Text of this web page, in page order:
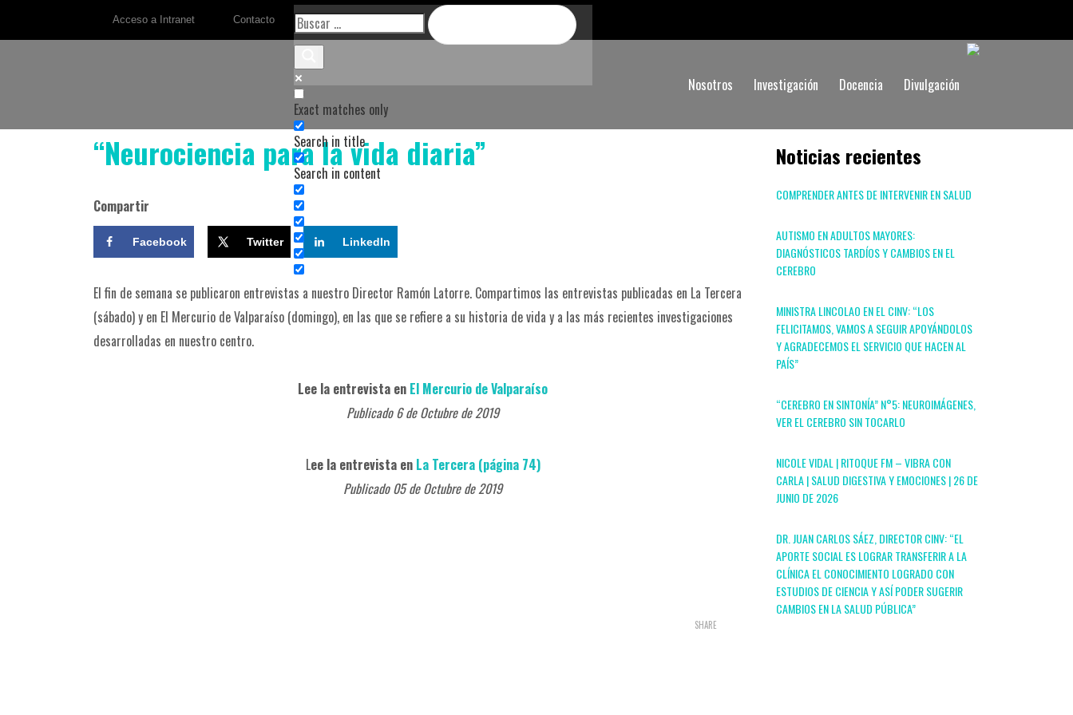
Acceso a Intranet Contacto
Exact matches only
Search in title
Search in content
Nosotros Investigación Docencia Divulgación
“Neurociencia para la vida diaria”
Compartir
Facebook Twitter LinkedIn
El fin de semana se publicaron entrevistas a nuestro Director Ramón Latorre. Compartimos las entrevistas publicadas en La Tercera
(sábado) y en El Mercurio de Valparaíso (domingo), en las que se refiere a su historia de vida y a las más recientes investigaciones
desarrolladas en nuestro centro.
Lee la entrevista en El Mercurio de Valparaíso
Publicado 6 de Octubre de 2019
Lee la entrevista en La Tercera (página 74)
Publicado 05 de Octubre de 2019
SHARE
Noticias recientes
COMPRENDER ANTES DE INTERVENIR EN SALUD
AUTISMO EN ADULTOS MAYORES:
DIAGNÓSTICOS TARDÍOS Y CAMBIOS EN EL
CEREBRO
MINISTRA LINCOLAO EN EL CINV: “LOS
FELICITAMOS, VAMOS A SEGUIR APOYÁNDOLOS
Y AGRADECEMOS EL SERVICIO QUE HACEN AL
PAÍS”
“CEREBRO EN SINTONÍA” N°5: NEUROIMÁGENES,
VER EL CEREBRO SIN TOCARLO
NICOLE VIDAL | RITOQUE FM – VIBRA CON
CARLA | SALUD DIGESTIVA Y EMOCIONES | 26 DE
JUNIO DE 2026
DR. JUAN CARLOS SÁEZ, DIRECTOR CINV: “EL
APORTE SOCIAL ES LOGRAR TRANSFERIR A LA
CLÍNICA EL CONOCIMIENTO LOGRADO CON
ESTUDIOS DE CIENCIA Y ASÍ PODER SUGERIR
CAMBIOS EN LA SALUD PÚBLICA”